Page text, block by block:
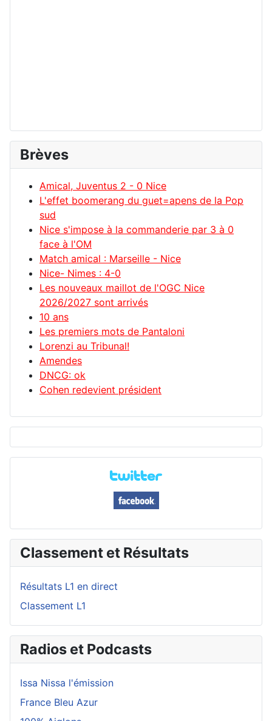
Brèves
Amical, Juventus 2 - 0 Nice
L'effet boomerang du guet=apens de la Pop
sud
Nice s'impose à la commanderie par 3 à 0
face à l'OM
Match amical : Marseille - Nice
Nice- Nimes : 4-0
Les nouveaux maillot de l'OGC Nice
2026/2027 sont arrivés
10 ans
Les premiers mots de Pantaloni
Lorenzi au Tribunal!
Amendes
DNCG: ok
Cohen redevient président
Classement et Résultats
Résultats L1 en direct
Classement L1
Radios et Podcasts
Issa Nissa l'émission
France Bleu Azur